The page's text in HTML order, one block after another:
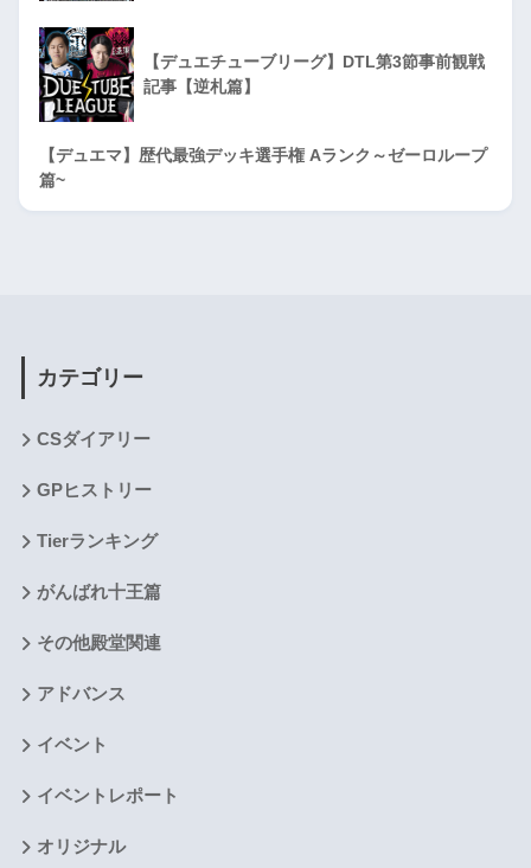
【デュエチューブリーグ】DTL第3節事前観戦
記事【逆札篇】
【デュエマ】歴代最強デッキ選手権 Aランク～ゼーロループ
篇~
カテゴリー
CSダイアリー
GPヒストリー
Tierランキング
がんばれ十王篇
その他殿堂関連
アドバンス
イベント
イベントレポート
オリジナル